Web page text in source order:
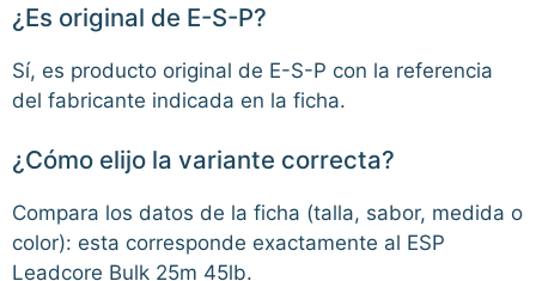
¿Es original de E-S-P?
Sí, es producto original de E-S-P con la referencia
del fabricante indicada en la ficha.
¿Cómo elijo la variante correcta?
Compara los datos de la ficha (talla, sabor, medida o
color): esta corresponde exactamente al ESP
Leadcore Bulk 25m 45lb.